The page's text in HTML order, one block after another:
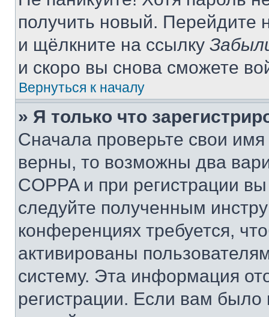
получить новый. Перейдите
и щёлкните на ссылку
и скоро вы снова сможете
Вернуться к началу
» Я только что
Сначала проверьте свои
верны, то возможны два
COPPA и при регистрации
следуйте полученным
конференциях требуется,
активированы
систему. Эта информация
регистрации. Если вам